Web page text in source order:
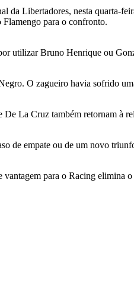
da Libertadores, nesta quarta-
Flamengo para o confronto.
utilizar Bruno Henrique ou
O zagueiro havia sofrido
La Cruz também retornam à
empate ou de um novo
vantagem para o Racing elimina